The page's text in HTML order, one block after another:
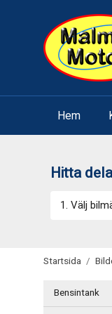
Hem
Hitta
1. Välj
Startsida /
Bensintank